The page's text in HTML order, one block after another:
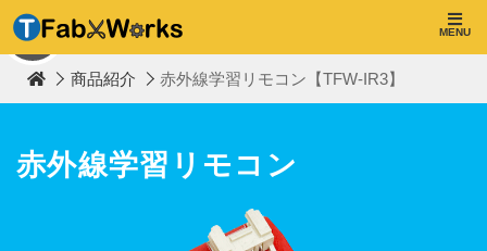
TOP
a
W
o
s
MENU
商品紹介 赤外線学習リモコン【TFW-IR3】
赤外線学習リモコン